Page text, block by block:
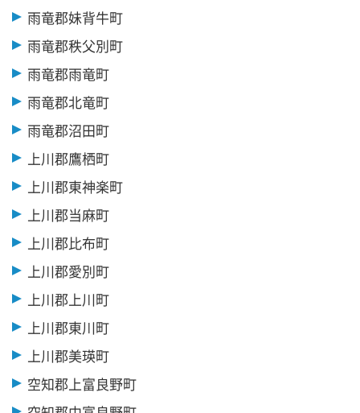
雨竜郡妹背牛町
雨竜郡秩父別町
雨竜郡雨竜町
雨竜郡北竜町
雨竜郡沼田町
上川郡鷹栖町
上川郡東神楽町
上川郡当麻町
上川郡比布町
上川郡愛別町
上川郡上川町
上川郡東川町
上川郡美瑛町
空知郡上富良野町